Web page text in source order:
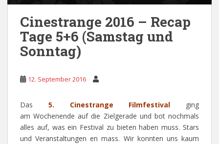
Cinestrange 2016 – Recap
Tage 5+6 (Samstag und
Sonntag)
12. September 2016
Das 5. Cinestrange Filmfestival ging
am Wochenende auf die Zielgerade und bot nochmals
alles auf, was ein Festival zu bieten haben muss. Stars
und Veranstaltungen en mass. Wir konnten uns kaum